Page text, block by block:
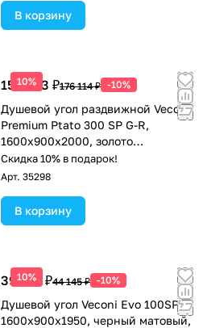
В корзину
10%
158 503 ₽176 114 ₽ -10%
Душевой угол раздвижной Veconi
Premium Ptato 300 SP G-R,
1600х900x2000, золото
брашированный, стекло
прозрачное
Скидка 10% в подарок!
Арт. 35298
В корзину
10%
39 731 ₽44 145 ₽ -10%
Душевой угол Veconi Evo 100SP B
1600х900x1950, черный матовый,